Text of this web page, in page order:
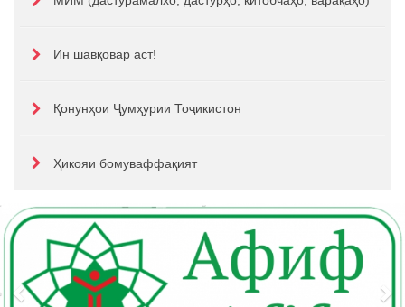
Ин шавқовар аст!
Қонунҳои Ҷумҳурии Тоҷикистон
Ҳикояи бомуваффақият